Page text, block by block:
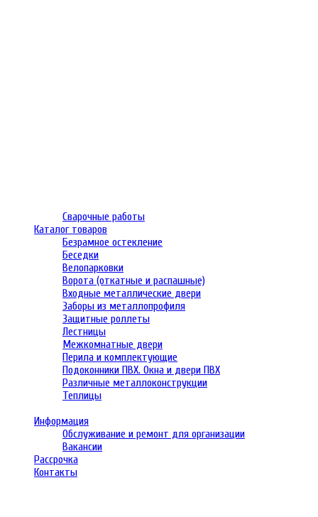
Сварочные работы
Каталог товаров
Безрамное остекление
Беседки
Велопарковки
Ворота (откатные и распашные)
Входные металлические двери
Заборы из металлопрофиля
Защитные роллеты
Лестницы
Межкомнатные двери
Перила и комплектующие
Подоконники ПВХ. Окна и двери ПВХ
Различные металлоконструкции
Теплицы
Информация
Обслуживание и ремонт для организации
Вакансии
Рассрочка
Контакты